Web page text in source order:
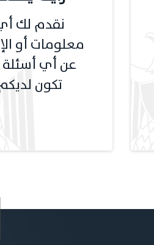
نقدم لك
معلومات أو
عن أي
تكون